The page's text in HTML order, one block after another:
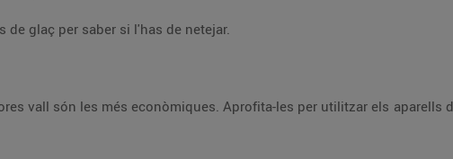
controla els blocs de glaç per saber si l'has de netejar.